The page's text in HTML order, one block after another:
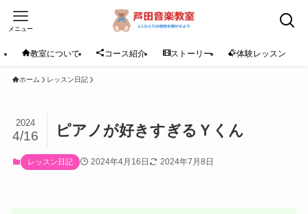
メニュー
教室について コース紹介 ストーリー 体験レッスン
ホーム レッスン日記
ピアノが好きすぎるＹくん
2024
4/16
レッスン日記 2024年4月16日 2024年7月8日